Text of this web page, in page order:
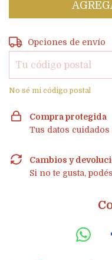
Entregas para el CP:
Opciones de envío
No sé mi código postal
Compra protegida
Tus datos
Cambios y
Si no te gusta,